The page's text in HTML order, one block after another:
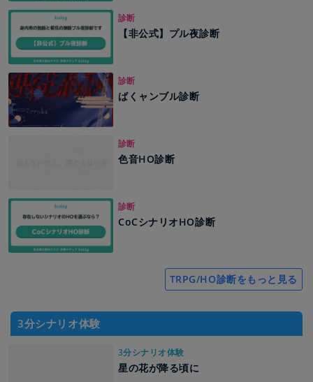
診断
【非公式】プル夜診断
診断
ばくャンブル診断
診断
色音HO診断
診断
CoCシナリオHO診断
TRPG/HO診断をもっと見る
3分シナリオ体験
3分シナリオ体験
星の花が降る頃に